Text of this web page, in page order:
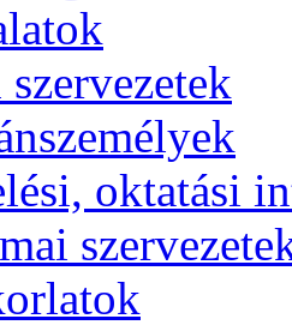
oktatási